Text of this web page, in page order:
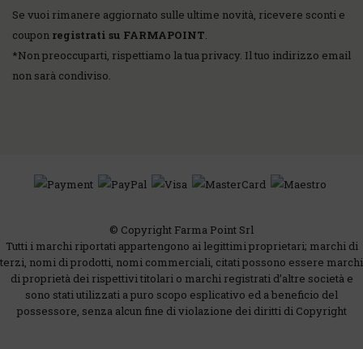
Se vuoi rimanere aggiornato sulle ultime novità, ricevere sconti e
coupon registrati su FARMAPOINT.
*Non preoccuparti, rispettiamo la tua privacy. Il tuo indirizzo email
non sarà condiviso.
© Copyright Farma Point Srl
Tutti i marchi riportati appartengono ai legittimi proprietari; marchi di
terzi, nomi di prodotti, nomi commerciali, citati possono essere marchi
di proprietà dei rispettivi titolari o marchi registrati d’altre società e
sono stati utilizzati a puro scopo esplicativo ed a beneficio del
possessore, senza alcun fine di violazione dei diritti di Copyright